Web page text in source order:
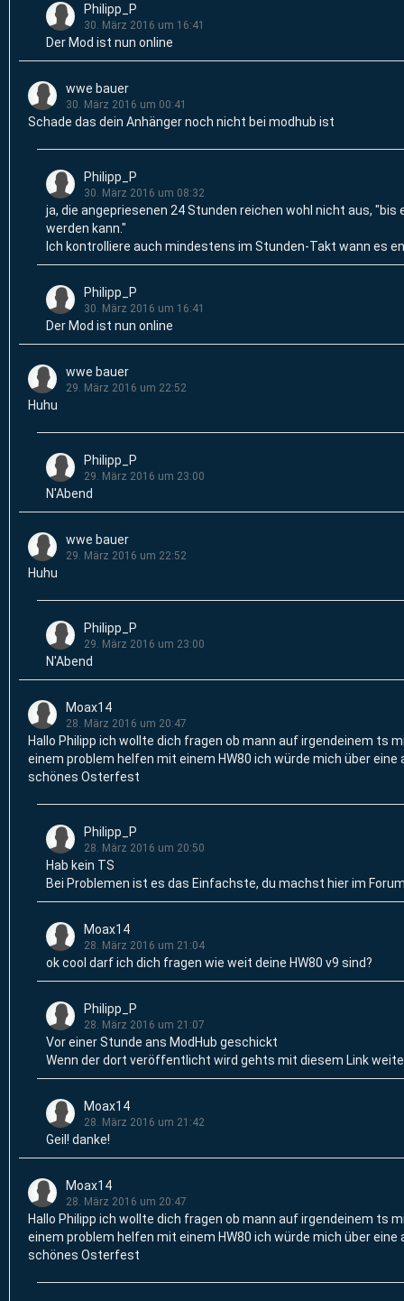
Philipp_P
30. März 2016 um 16:41
Der Mod ist nun online
wwe bauer
30. März 2016 um 00:41
Schade das dein Anhänger noch nicht bei modhub ist
Philipp_P
30. März 2016 um 08:32
ja, die angepriesenen 24 Stunden reichen wohl nicht aus,
werden kann."
Ich kontrolliere auch mindestens im Stunden-Takt wann es
Philipp_P
30. März 2016 um 16:41
Der Mod ist nun online
wwe bauer
29. März 2016 um 22:52
Huhu
Philipp_P
29. März 2016 um 23:00
N'Abend
wwe bauer
29. März 2016 um 22:52
Huhu
Philipp_P
29. März 2016 um 23:00
N'Abend
Moax14
28. März 2016 um 20:47
Hallo Philipp ich wollte dich fragen ob mann auf irgendeinem ts
einem problem helfen mit einem HW80 ich würde mich über
schönes Osterfest
Philipp_P
28. März 2016 um 20:50
Hab kein TS
Bei Problemen ist es das Einfachste, du machst hier im
Moax14
28. März 2016 um 21:04
ok cool darf ich dich fragen wie weit deine HW80 v9 sind?
Philipp_P
28. März 2016 um 21:07
Vor einer Stunde ans ModHub geschickt
Wenn der dort veröffentlicht wird gehts mit diesem Link
Moax14
28. März 2016 um 21:42
Geil! danke!
Moax14
28. März 2016 um 20:47
Hallo Philipp ich wollte dich fragen ob mann auf irgendeinem ts
einem problem helfen mit einem HW80 ich würde mich über
schönes Osterfest